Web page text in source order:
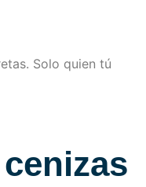
Solo quien tú